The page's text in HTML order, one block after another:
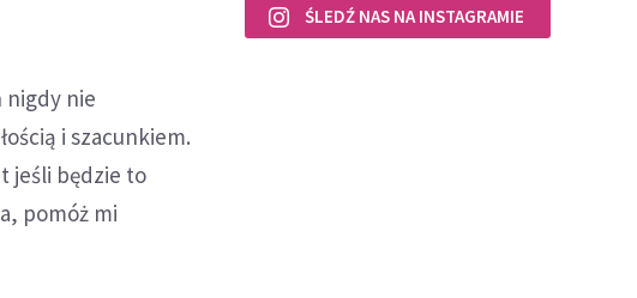
nigdy nie
i szacunkiem.
jeśli będzie to
pomóż mi
ŚLEDŹ NAS NA INSTAGRAMIE